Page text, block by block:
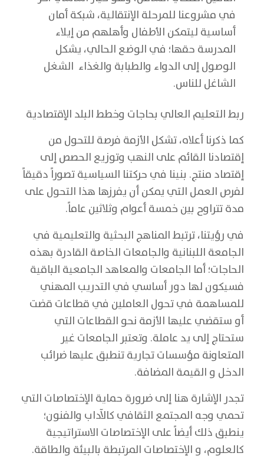
في مشروعنا للمرحلة الإنتقالية، شبكة أمان
أساسية ليتمكن الأطفال وأهلهم من إيلاء
المدرسة حقها؛ في الوضع الحالي، يشكل
الوصول إلى الدواء والطبابة والغذاء الشغل
الشاغل للناس.
ربط التعليم العالي بحاجات وخطط البلد الإقتصادية
كما ذكرنا أعلاه، تشكل الأزمة فرصة للتحول من
إقتصادنا القائم على النهب وتوزيع الحصص إلى
إقتصاد منتج. بنينا في حركتنا السياسية تصوراً دقيقاً
لفرص العمل التي يمكن أن يفرزها هذا التحول على
مدة تتراوح بين خمسة أعوام وثلاثين عاماً.
في رؤيتنا، ترتبط المناهج البحثية والتعليمية في
الجامعة اللبنانية والجامعات الخاصة القادرة بهذه
الحاجات؛ أما الجامعات والمعاهد الجامعية الباقية
فسيكون لها دور أساسي في التدريب المهني
للمساهمة في تحول العاملين في قطاعات قضت
أو ستقضي عليها الأزمة نحو القطاعات التي
ستحتاج إلى يد عاملة. وتعتبر الجامعات غير
المتعاونة مؤسسات تجارية تنطبق عليها ضرائب
الدخل و القيمة المضافة.
تجدر الإشارة هنا إلى ضرورة حماية الإختصاصات التي
تحمي وجه المجتمع الثقافي كالآداب والفنون؛
ينطبق ذلك أيضاً على الإختصاصات الاستراتيجية
كالعلوم، و الإختصاصات المرتبطة بالبيئة والطاقة.